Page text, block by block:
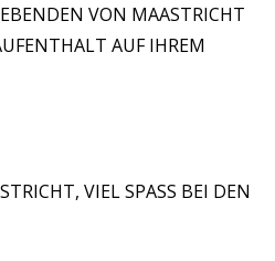
VON MAASTRICHT
AUF IHREM
VIEL SPASS BEI DEN